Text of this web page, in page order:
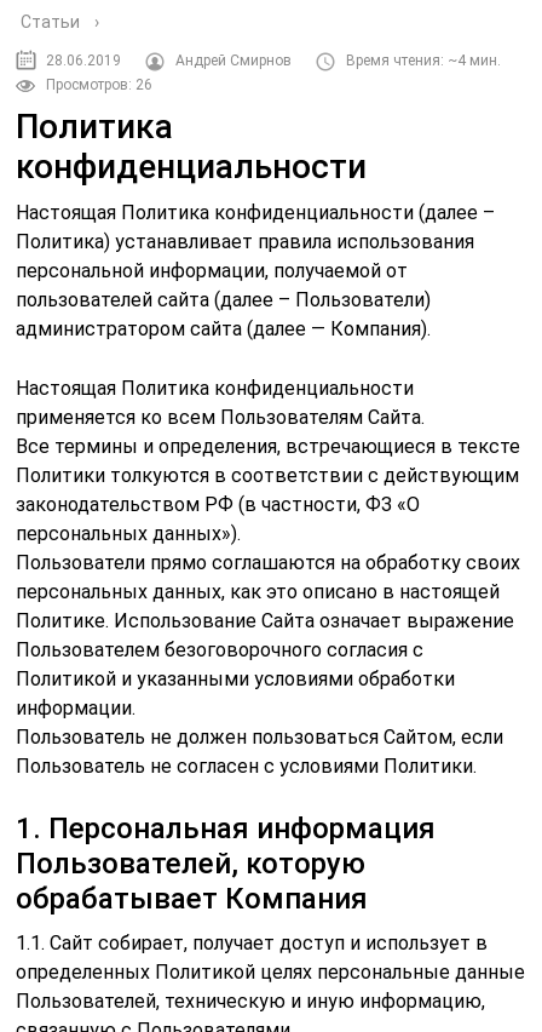
Статьи ›
28.06.2019 Андрей Смирнов
Время чтения: ~4 мин.
Просмотров: 26
Политика
конфиденциальности
Настоящая Политика конфиденциальности (далее –
Политика) устанавливает правила использования
персональной информации, получаемой от
пользователей сайта (далее – Пользователи)
администратором сайта (далее — Компания).
Настоящая Политика конфиденциальности
применяется ко всем Пользователям Сайта.
Все термины и определения, встречающиеся в тексте
Политики толкуются в соответствии с действующим
законодательством РФ (в частности, ФЗ «О
персональных данных»).
Пользователи прямо соглашаются на обработку своих
персональных данных, как это описано в настоящей
Политике. Использование Сайта означает выражение
Пользователем безоговорочного согласия с
Политикой и указанными условиями обработки
информации.
Пользователь не должен пользоваться Сайтом, если
Пользователь не согласен с условиями Политики.
1. Персональная информация
Пользователей, которую
обрабатывает Компания
1.1. Сайт собирает, получает доступ и использует в
определенных Политикой целях персональные данные
Пользователей, техническую и иную информацию,